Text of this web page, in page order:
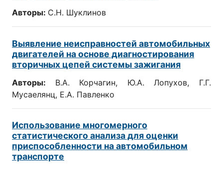
Авторы: С.Н. Шуклинов
Выявление неисправностей автомобильных
двигателей на основе диагностирования
вторичных цепей системы зажигания
Авторы: В.А. Корчагин, Ю.А. Лопухов, Г.Г.
Мусаелянц, Е.А. Павленко
Использование многомерного
статистического анализа для оценки
приспособленности на автомобильном
транспорте